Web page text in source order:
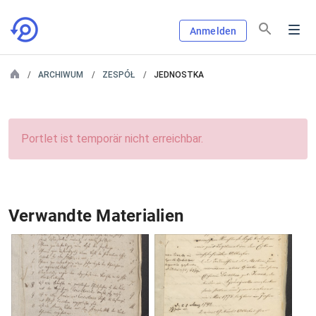
Anmelden
ARCHIWUM ZESPÓŁ JEDNOSTKA
Portlet ist temporär nicht erreichbar.
Verwandte Materialien